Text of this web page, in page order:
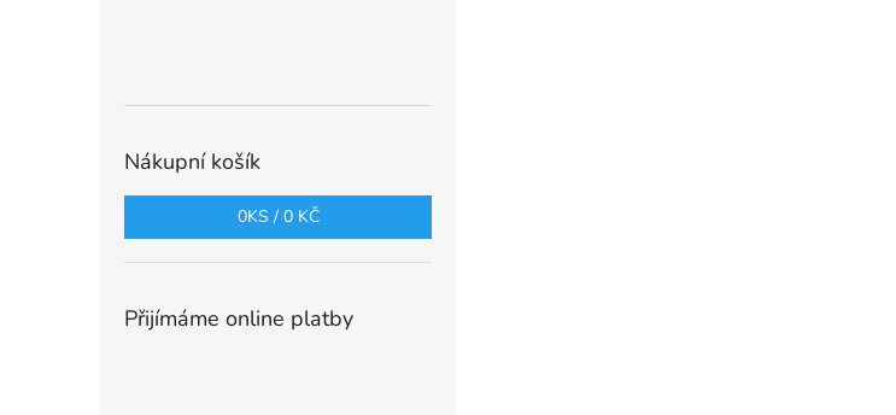
Nákupní košík
0KS / 0 KČ
Přijímáme online platby